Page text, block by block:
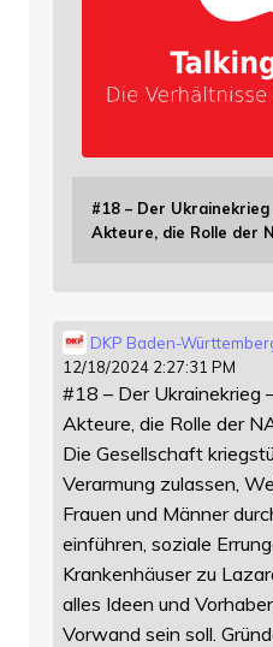
#18 – Der
Akteure, die Rolle der
DKP Baden-
12/18/2024 2:27:31 PM
#18 – Der Ukrainekrieg
Akteure, die Rolle der
Die Gesellschaft
Verarmung zulassen,
Frauen und Männer
einführen, soziale
Krankenhäuser zu
alles Ideen und
Vorwand sein soll.